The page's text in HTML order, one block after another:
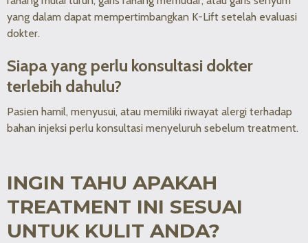
yang dalam dapat mempertimbangkan K-Lift setelah evaluasi
dokter.
Siapa yang perlu konsultasi dokter
terlebih dahulu?
Pasien hamil, menyusui, atau memiliki riwayat alergi terhadap
bahan injeksi perlu konsultasi menyeluruh sebelum treatment.
INGIN TAHU APAKAH
TREATMENT INI SESUAI
UNTUK KULIT ANDA?